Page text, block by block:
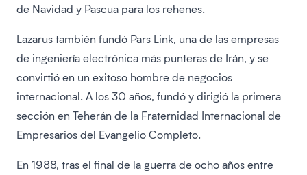
de Navidad y Pascua para los rehenes.
Lazarus también fundó Pars Link, una de las empresas
de ingeniería electrónica más punteras de Irán, y se
convirtió en un exitoso hombre de negocios
internacional. A los 30 años, fundó y dirigió la primera
sección en Teherán de la Fraternidad Internacional de
Empresarios del Evangelio Completo.
En 1988, tras el final de la guerra de ocho años entre